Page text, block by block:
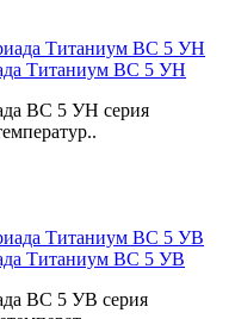
Титаниум ВС 5 УН
ВС 5 УН серия
Титаниум ВС 5 УВ
ВС 5 УВ серия